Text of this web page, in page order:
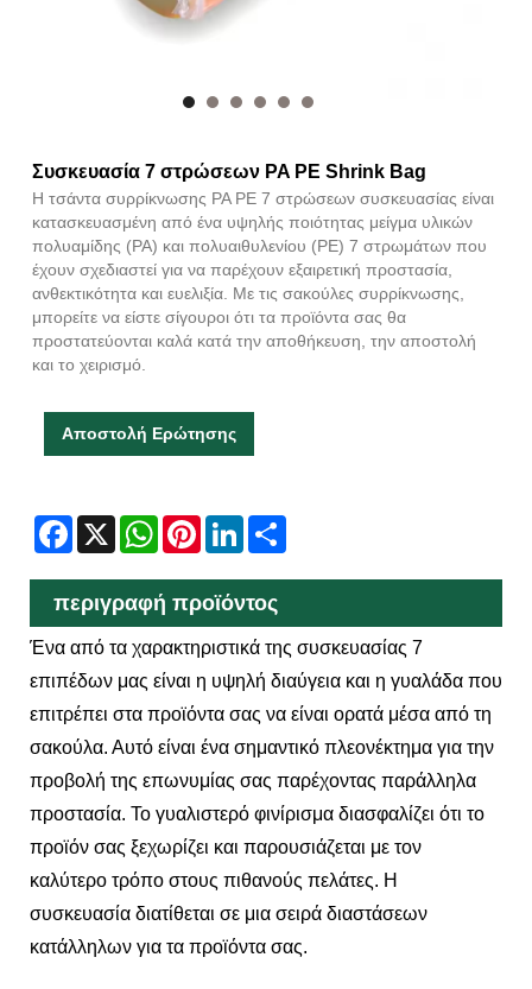
Συσκευασία 7 στρώσεων PA PE Shrink Bag
Η τσάντα συρρίκνωσης PA PE 7 στρώσεων συσκευασίας είναι
κατασκευασμένη από ένα υψηλής ποιότητας μείγμα υλικών
πολυαμίδης (PA) και πολυαιθυλενίου (PE) 7 στρωμάτων που
έχουν σχεδιαστεί για να παρέχουν εξαιρετική προστασία,
ανθεκτικότητα και ευελιξία. Με τις σακούλες συρρίκνωσης,
μπορείτε να είστε σίγουροι ότι τα προϊόντα σας θα
προστατεύονται καλά κατά την αποθήκευση, την αποστολή
και το χειρισμό.
Αποστολή Ερώτησης
Facebook
X WhatsAppPinterestLinkedIn
περιγραφή προϊόντος
Ένα από τα χαρακτηριστικά της συσκευασίας 7
επιπέδων μας είναι η υψηλή διαύγεια και η γυαλάδα που
επιτρέπει στα προϊόντα σας να είναι ορατά μέσα από τη
σακούλα. Αυτό είναι ένα σημαντικό πλεονέκτημα για την
προβολή της επωνυμίας σας παρέχοντας παράλληλα
προστασία. Το γυαλιστερό φινίρισμα διασφαλίζει ότι το
προϊόν σας ξεχωρίζει και παρουσιάζεται με τον
καλύτερο τρόπο στους πιθανούς πελάτες. Η
συσκευασία διατίθεται σε μια σειρά διαστάσεων
κατάλληλων για τα προϊόντα σας.